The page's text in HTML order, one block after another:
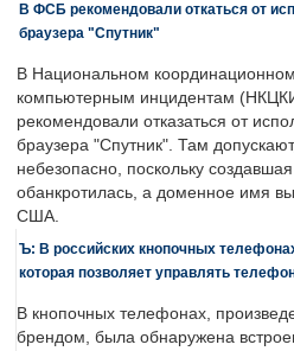
В ФСБ рекомендовали откаться от
браузера "Спутник"
В Национальном
компьютерным инцидентам
рекомендовали отказаться от
браузера "Спутник". Там
небезопасно, поскольку
обанкротилась, а доменное имя
США.
Ъ: В российских кнопочных
которая позволяет управлять
В кнопочных телефонах,
брендом, была обнаружена